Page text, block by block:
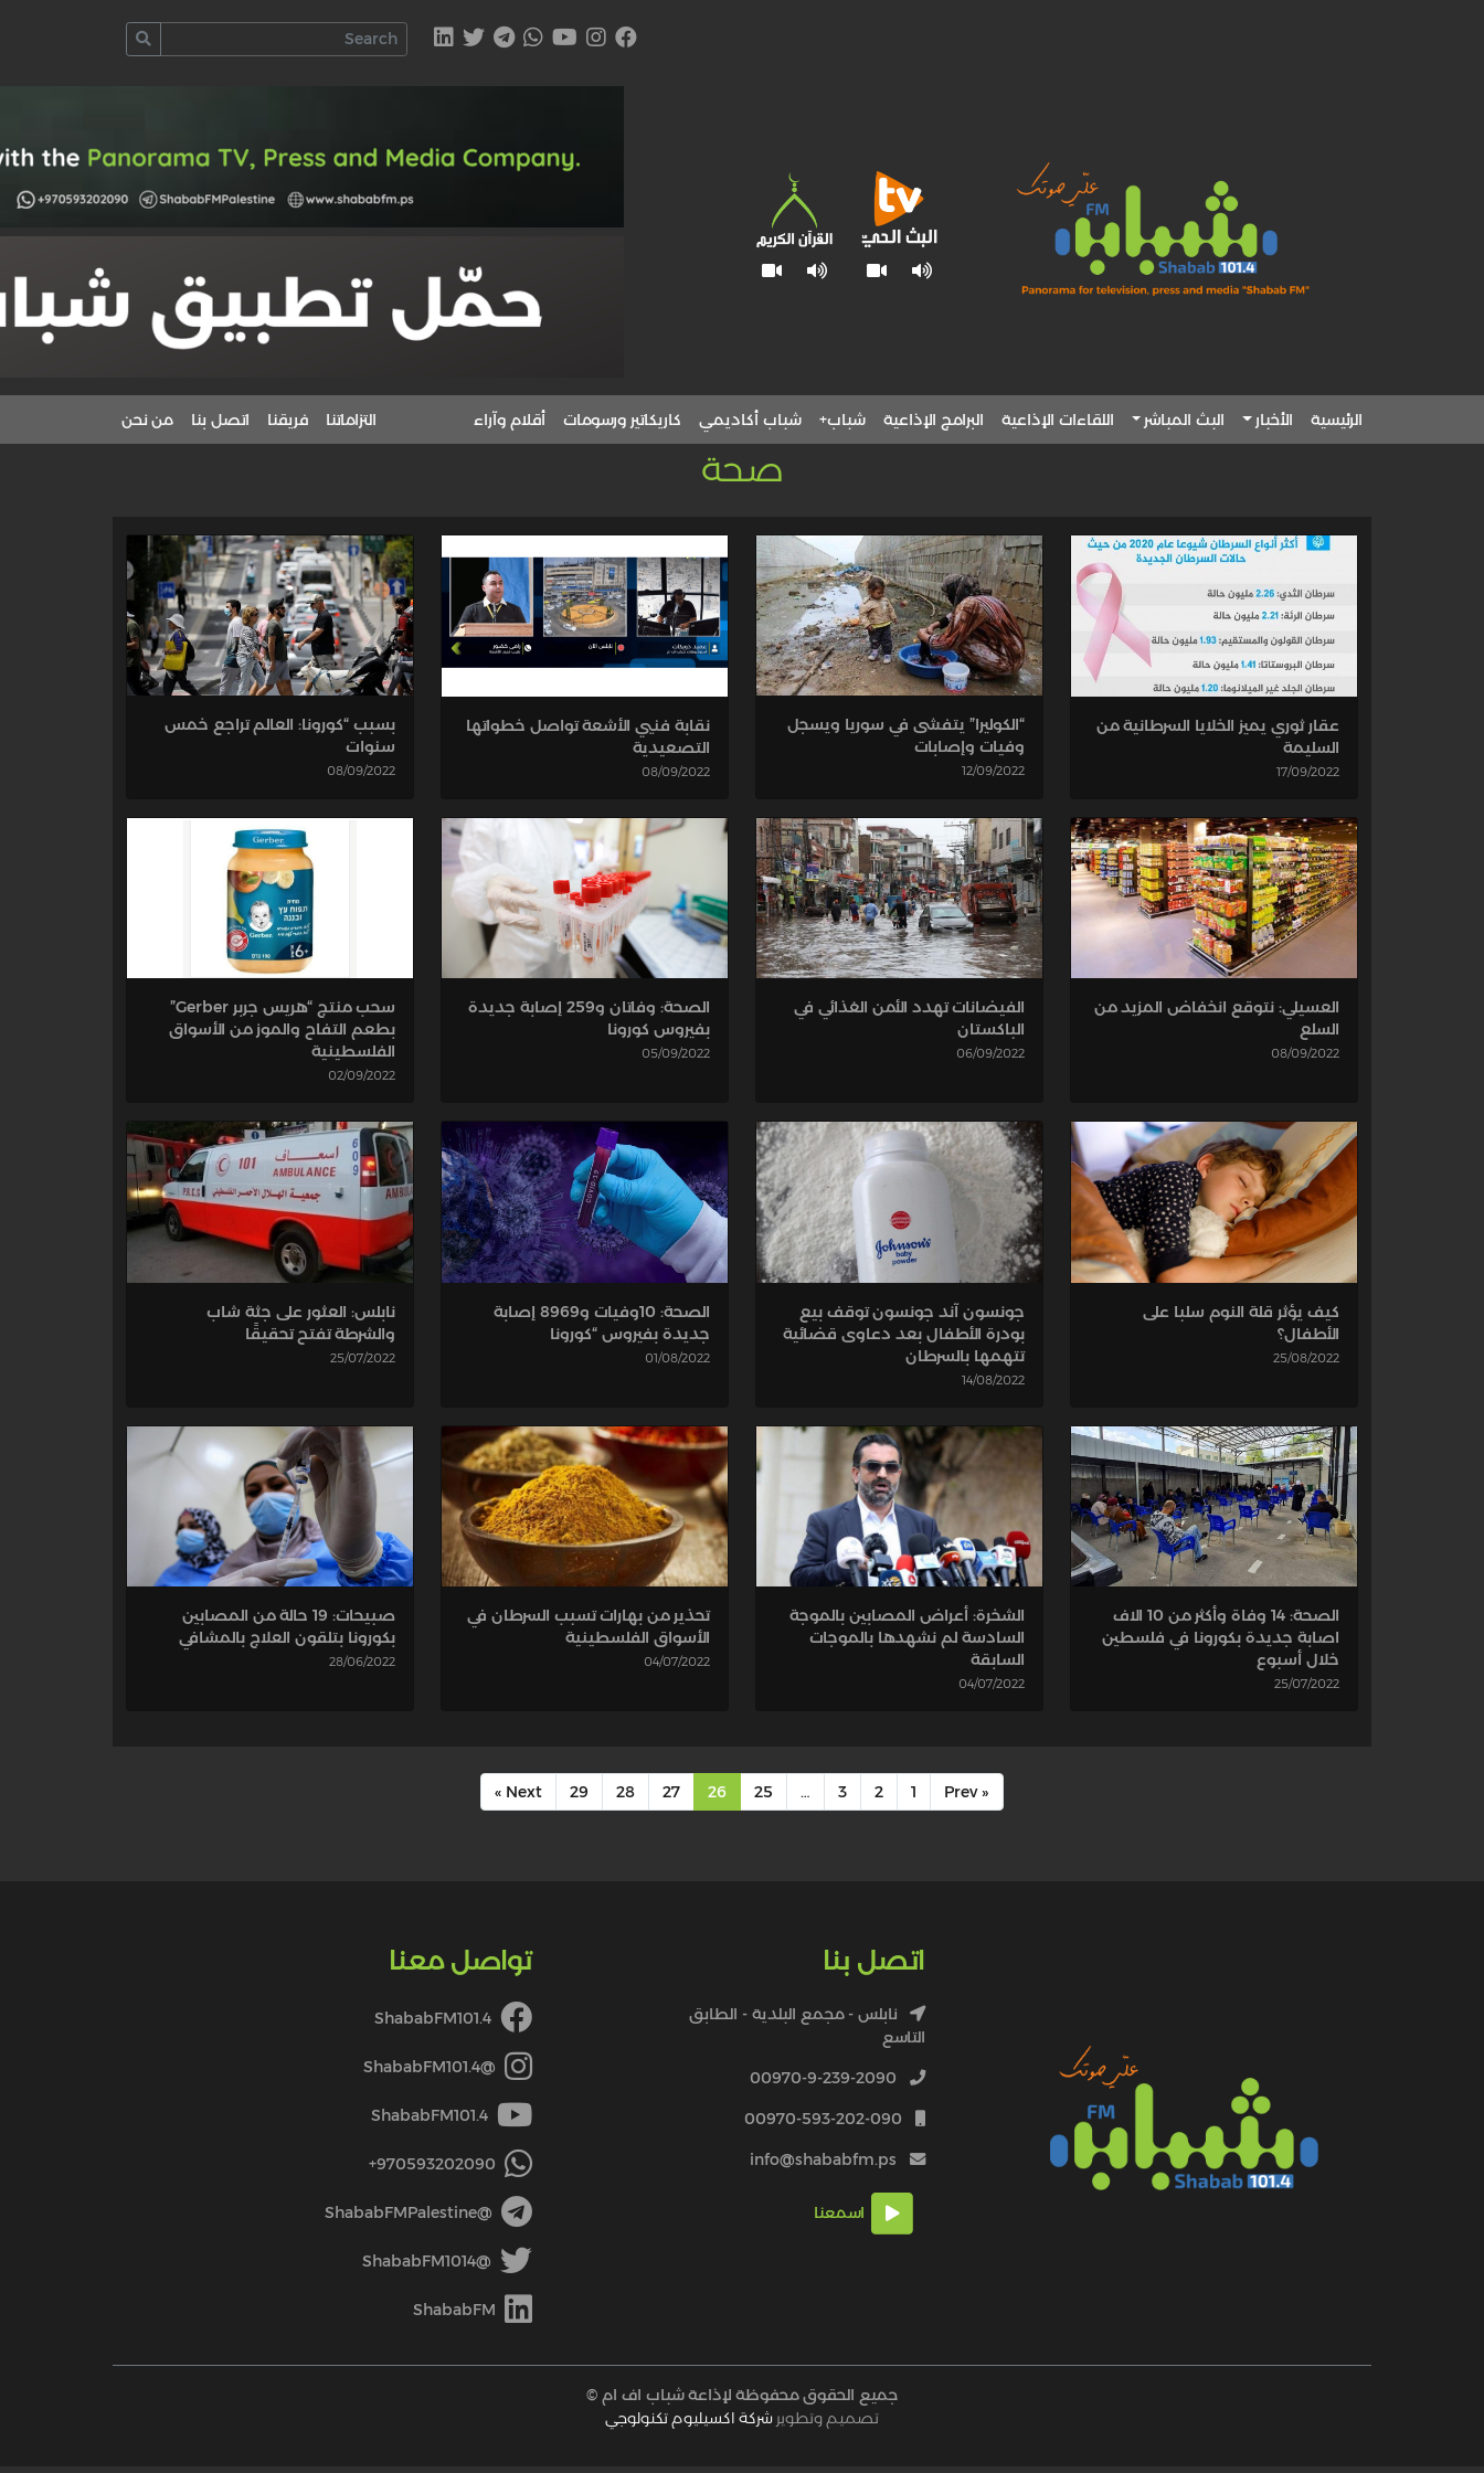
الرئيسية الأخبار البث المباشر اللقاءات الإذاعية البرامج الإذاعية شباب+ شباب أكاديمي كاريكاتير ورسومات أقلام وآراء التزاماتنا فريقنا اتصل بنا من نحن
صحة
عقار ثوري يميز الخلايا السرطانية من
السليمة
17/09/2022
“الكوليرا” يتفشى في سوريا ويسجل
وفيات وإصابات
12/09/2022
نقابة فنيي الأشعة تواصل خطواتها
التصعيدية
08/09/2022
بسبب “كورونا: العالم تراجع خمس
سنوات
08/09/2022
العسيلي: نتوقع انخفاض المزيد من
السلع
08/09/2022
الفيضانات تهدد الأمن الغذائي في
الباكستان
06/09/2022
الصحة: وفاتان و259 إصابة جديدة
بفيروس كورونا
05/09/2022
سحب منتج “هريس جربر Gerber”
بطعم التفاح والموز من الأسواق
الفلسطينية
02/09/2022
كيف يؤثر قلة النوم سلبا على
الأطفال؟
25/08/2022
جونسون آند جونسون توقف بيع
بودرة الأطفال بعد دعاوى قضائية
تتهمها بالسرطان
14/08/2022
الصحة: 10وفيات و8969 إصابة
جديدة بفيروس “كورونا
01/08/2022
نابلس: العثور على جثة شاب
والشرطة تفتح تحقيقًا
25/07/2022
الصحة: 14 وفاة وأكثر من 10 الاف
اصابة جديدة بكورونا في فلسطين
خلال أسبوع
25/07/2022
الشخرة: أعراض المصابين بالموجة
السادسة لم نشهدها بالموجات
السابقة
04/07/2022
تحذير من بهارات تسبب السرطان في
الأسواق الفلسطينية
04/07/2022
صبيحات: 19 حالة من المصابين
بكورونا بتلقون العلاج بالمشافي
28/06/2022
« Prev
1
2
3
…
25
26
27
28
29
Next »
اتصل بنا
نابلس - مجمع البلدية - الطابق
التاسع
00970-9-239-2090
00970-593-202-090
info@shababfm.ps
اسمعنا
تواصل معنا
ShababFM101.4
@ShababFM101.4
ShababFM101.4
970593202090+
@ShababFMPalestine
@ShababFM1014
ShababFM
جميع الحقوق محفوظة لإذاعة شباب اف ام ©
تصميم وتطوير شركة اكسيليوم تكنولوجي